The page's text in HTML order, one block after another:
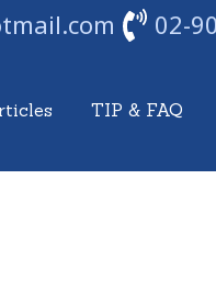
02-
TIP & FAQ